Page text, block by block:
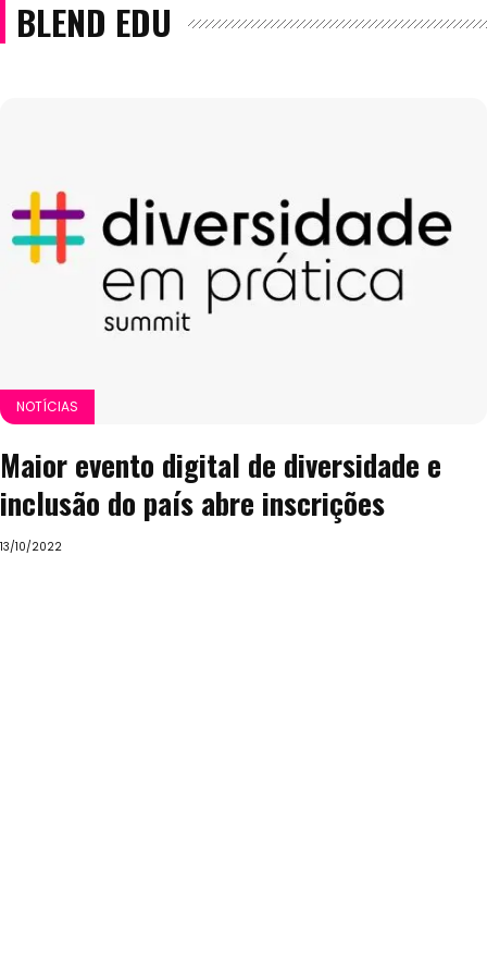
BLEND EDU
NOTÍCIAS
Maior evento digital de diversidade e
inclusão do país abre inscrições
13/10/2022